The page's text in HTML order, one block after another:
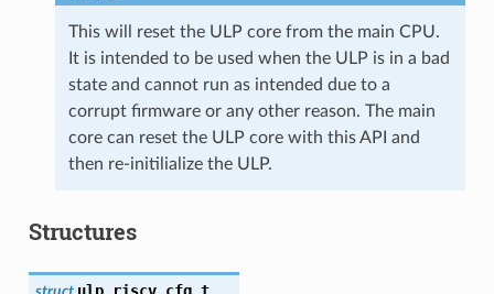
This will reset the ULP core from the main CPU.
It is intended to be used when the ULP is in a bad
state and cannot run as intended due to a
corrupt firmware or any other reason. The main
core can reset the ULP core with this API and
then re-initilialize the ULP.
Structures